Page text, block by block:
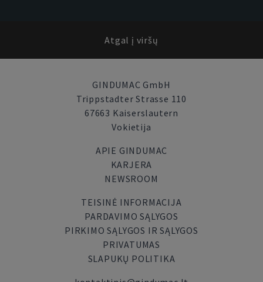
Atgal į viršų
GINDUMAC GmbH
Trippstadter Strasse 110
67663 Kaiserslautern
Vokietija
APIE GINDUMAC
KARJERA
NEWSROOM
TEISINĖ INFORMACIJA
PARDAVIMO SĄLYGOS
PIRKIMO SĄLYGOS IR SĄLYGOS
PRIVATUMAS
SLAPUKŲ POLITIKA